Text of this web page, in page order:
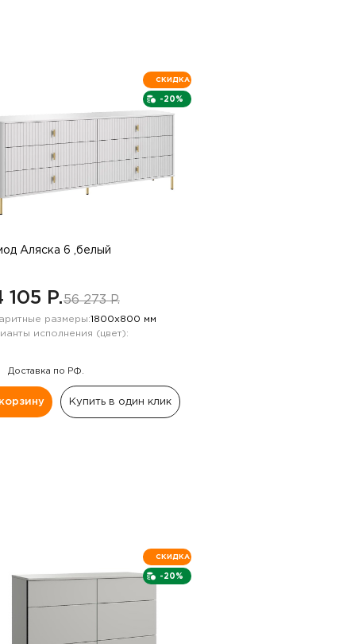
-20%
СКИДКА
Аляска 6 ,белый
105 P.56 273 P.
размеры:1800х800 мм
исполнения (цвет):
Доставка по РФ.
Купить в один клик
-20%
СКИДКА